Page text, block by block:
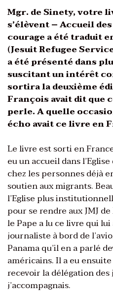
Mgr. de Sinety, votre
s’élèvent – Accueil
courage a été traduit
(Jesuit Refugee
a été présenté dans
suscitant un intérêt
sortira la deuxième
François avait dit que
perle. A quelle
écho avait ce livre en
Le livre est sorti en
eu un accueil dans
chez les personnes déjà
soutien aux migrants.
l’Eglise plus
pour se rendre aux JMJ
le Pape a lu ce livre qui
journaliste à bord de
Panama qu’il en a parlé
américains. Il a eu
recevoir la délégation des
j’accompagnais.